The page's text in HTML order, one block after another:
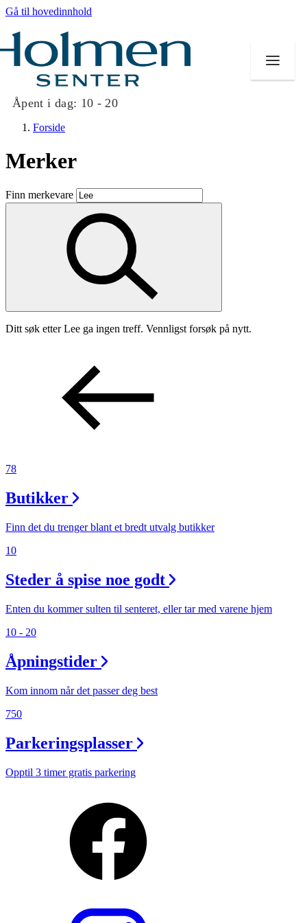
Gå til hovedinnhold
Åpent i dag: 10 - 20
Butikker
Mat og drikke
Aktiviteter
Inspirasjon
Ledige stillinger
Magasin
Finn frem
Forside
Merker
Finn merkevare
Ditt søk etter Lee ga ingen treff. Vennligst forsøk på nytt.
78
Butikker
Finn det du trenger blant et bredt utvalg butikker
10
Steder å spise noe godt
Enten du kommer sulten til senteret, eller tar med varene hjem
10 - 20
Åpningstider
Kom innom når det passer deg best
750
Parkeringsplasser
Opptil 3 timer gratis parkering